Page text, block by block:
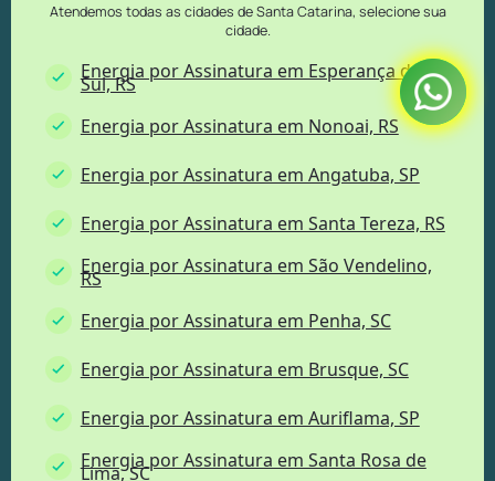
Atendemos todas as cidades de Santa Catarina, selecione sua
cidade.
Energia por Assinatura em Esperança do
Sul, RS
Energia por Assinatura em Nonoai, RS
Energia por Assinatura em Angatuba, SP
Energia por Assinatura em Santa Tereza, RS
Energia por Assinatura em São Vendelino,
RS
Energia por Assinatura em Penha, SC
Energia por Assinatura em Brusque, SC
Energia por Assinatura em Auriflama, SP
Energia por Assinatura em Santa Rosa de
Lima, SC